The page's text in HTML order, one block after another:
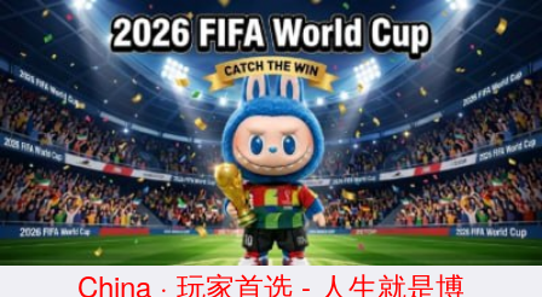
永利集团官网总站入口
首页 学院概况 最新永利集团官网总站 科学研究
诚聘英才